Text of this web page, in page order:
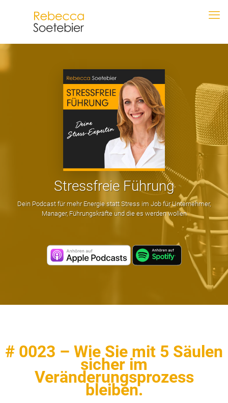
Stressfreie Führung
Dein Podcast für mehr Energie statt Stress im Job für Unternehmer,
Manager, Führungskräfte und die es werden wollen
# 0023 – Wie Sie mit 5 Säulen
sicher im
Veränderungsprozess
bleiben.